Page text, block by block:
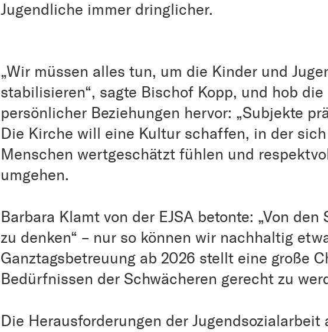
Jugendliche immer dringlicher.
„Wir müssen alles tun, um die Kinder und
stabilisieren“, sagte Bischof Kopp, und hob
persönlicher Beziehungen hervor: „Subjekte
Die Kirche will eine Kultur schaffen, in der
Menschen wertgeschätzt fühlen und
umgehen.
Barbara Klamt von der EJSA betonte: „Von den
zu denken“ – nur so können wir nachhaltig
Ganztagsbetreuung ab 2026 stellt eine große
Bedürfnissen der Schwächeren gerecht zu
Die Herausforderungen der Jugendsozialarbeit